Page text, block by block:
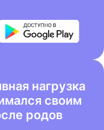
нагрузка
своим
родов